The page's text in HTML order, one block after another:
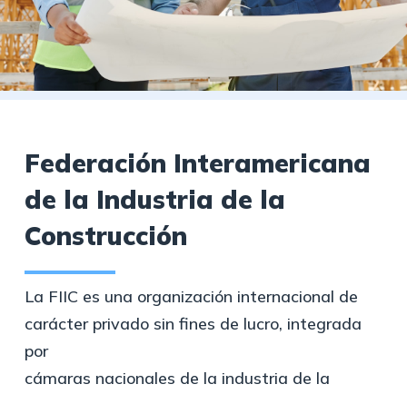
Federación Interamericana
de la Industria de la
Construcción
La FIIC es una organización internacional de
carácter privado sin fines de lucro, integrada
por
cámaras nacionales de la industria de la